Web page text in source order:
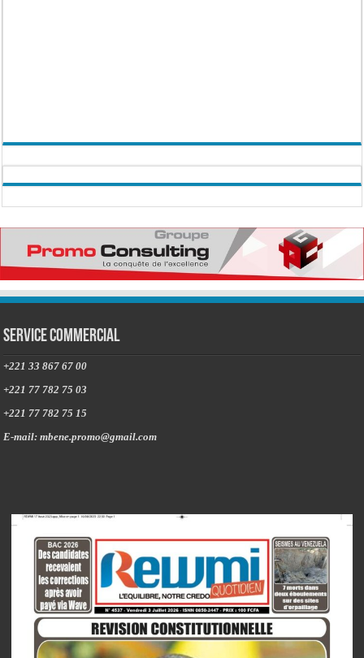
Service commercial
+221 33 867 67 00
+221 77 782 75 03
+221 77 782 75 15
E-mail: mbene.promo@gmail.com